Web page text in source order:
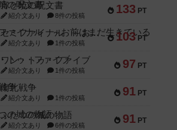
133 PT
宵と暁の呪文書
紹介文あり 8件の投稿
103 PT
セミファイナル ～お前はまだ生きている～
紹介文あり 1件の投稿
97 PT
ワン・トゥ・ファイブ
紹介文あり 1件の投稿
91 PT
南北戦争
紹介文あり 1件の投稿
91 PT
ふたつの城の物語
紹介文あり 6件の投稿